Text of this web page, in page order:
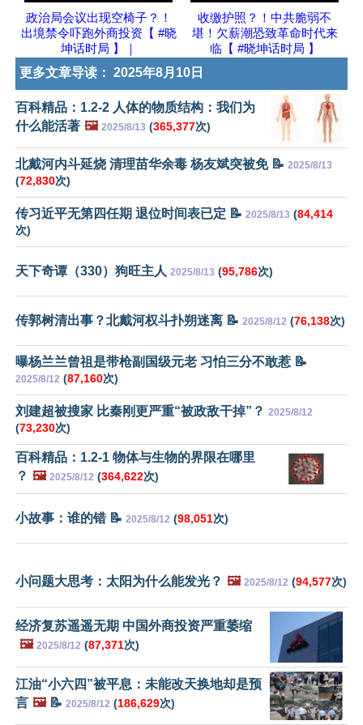
政治局会议出现空椅子？！
出境禁令吓跑外商投资【 #晓
坤话时局 】｜
收缴护照？！中共脆弱不
堪！欠薪潮恐致革命时代来
临【 #晓坤话时局 】
更多文章导读： 2025年8月10日
百科精品：1.2-2 人体的物质结构：我们为
什么能活著 🖼️ 2025/8/13 (365,377次)
北戴河内斗延烧 清理苗华余毒 杨友斌突被免 📝 2025/8/13
(72,830次)
传习近平无第四任期 退位时间表已定 📝 2025/8/13 (84,414
次)
天下奇谭（330）狗旺主人 2025/8/13 (95,786次)
传郭树清出事？北戴河权斗扑朔迷离 📝 2025/8/12 (76,138次)
曝杨兰兰曾祖是带枪副国级元老 习怕三分不敢惹 📝
2025/8/12 (87,160次)
刘建超被搜家 比秦刚更严重“被政敌干掉”？ 2025/8/12
(73,230次)
百科精品：1.2-1 物体与生物的界限在哪里
？ 🖼️ 2025/8/12 (364,622次)
小故事：谁的错 📝 2025/8/12 (98,051次)
小问题大思考：太阳为什么能发光？ 🖼️ 2025/8/12 (94,577次)
经济复苏遥遥无期 中国外商投资严重萎缩
🖼️ 2025/8/12 (87,371次)
江油“小六四”被平息：未能改天换地却是预
言 🖼️📝 2025/8/12 (186,629次)